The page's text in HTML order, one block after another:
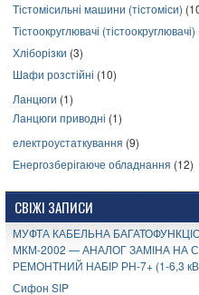
Тістомісильні машини (тістоміси)
Тістоокруглювачі (тістоокруглювачі)
Хліборізки (3)
Шафи розстійні (10)
Ланцюги (1)
Ланцюги приводні (1)
електроустаткування (9)
Енергозберігаюче обладнання (12)
СВІЖІ ЗАПИСИ
МУФТА КАБЕЛЬНА
МКМ-2002 — АНАЛОГ ЗАМІНА НА
РЕМОНТНИЙ НАБІР РН-7+ (1-6,3
Сифон SIP